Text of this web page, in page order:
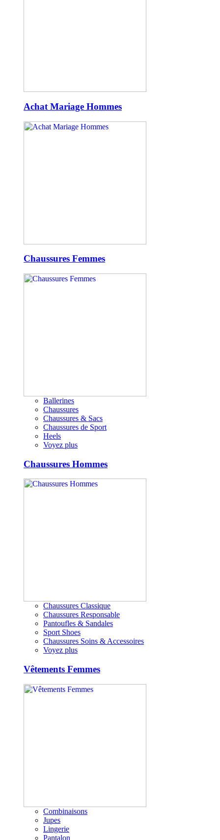
Achat Mariage Hommes
Chaussures Femmes
Ballerines
Chaussures
Chaussures & Sacs
Chaussures de Sport
Heels
Voyez plus
Chaussures Hommes
Chaussures Classique
Chaussures Responsable
Pantoufles & Sandales
Sport Shoes
Chaussures Soins & Accessoires
Voyez plus
Vêtements Femmes
Combinaisons
Jupes
Lingerie
Pantalon